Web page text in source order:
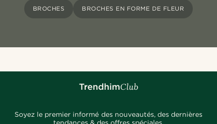
BROCHES BROCHES EN FORME DE FLEUR
Soyez le premier informé des nouveautés, des dernières